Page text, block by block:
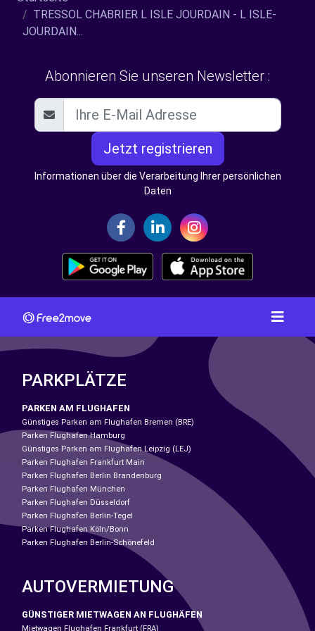
TRESSOL CHABRIER L ISLE JOURDAIN - L ISLE-
JOURDAIN...
Abonnieren Sie unseren Newsletter :
Jetzt registrieren
Informationen über die Verarbeitung Ihrer persönlichen
Daten
PARKPLÄTZE
PARKEN AM FLUGHAFEN
Günstiges Parken am Flughafen Bremen (BRE)
Parken Flughafen Hamburg
Günstiges Parken am Flughafen Leipzig (LEJ)
Parken Flughafen Frankfurt Main
Parken Flughafen Berlin Brandenburg
Parken Flughafen München
Parken Flughafen Düsseldorf
Parken Flughafen Berlin-Tegel
Parken Flughafen Köln/Bonn
Parken Flughafen Berlin-Schönefeld
AUTOVERMIETUNG
GÜNSTIGER MIETWAGEN AN FLUGHÄFEN
Mietwagen Flughafen Frankfurt (FRA)